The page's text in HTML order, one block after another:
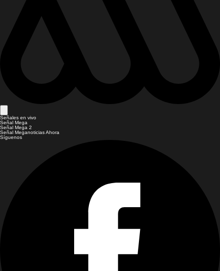
Señales en vivo
Señal Mega
Señal Mega 2
Señal Meganoticias Ahora
Síguenos